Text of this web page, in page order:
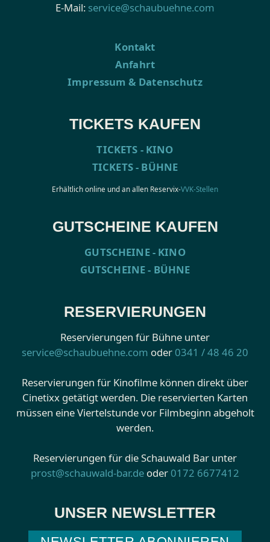
E-Mail: service@schaubuehne.com
Kontakt
Anfahrt
Impressum & Datenschutz
TICKETS KAUFEN
TICKETS - KINO
TICKETS - BÜHNE
Erhältlich online und an allen Reservix-VVK-Stellen
GUTSCHEINE KAUFEN
GUTSCHEINE - KINO
GUTSCHEINE - BÜHNE
RESERVIERUNGEN
Reservierungen für Bühne unter
service@schaubuehne.com oder 0341 / 48 46 20
Reservierungen für Kinofilme können direkt über
Cinetixx getätigt werden. Die reservierten Karten
müssen eine Viertelstunde vor Filmbeginn abgeholt
werden.
Reservierungen für die Schauwald Bar unter
prost@schauwald-bar.de oder 0172 6677412
UNSER NEWSLETTER